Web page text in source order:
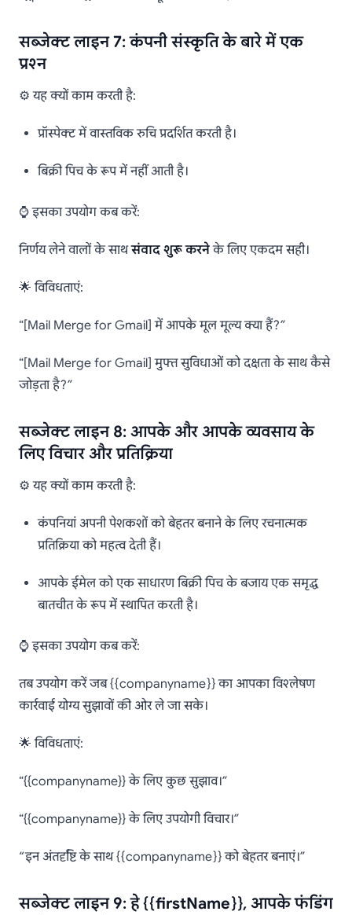
सब्जेक्ट लाइन 7: कंपनी संस्कृति के बारे में एक
प्रश्न
⚙️ यह क्यों काम करती है:
प्रॉस्पेक्ट में वास्तविक रुचि प्रदर्शित करती है।
बिक्री पिच के रूप में नहीं आती है।
⌚ इसका उपयोग कब करें:
निर्णय लेने वालों के साथसंवाद शुरू करनेके लिए एकदम सही।
🌟 विविधताएं:
“[Mail Merge for Gmail] में आपके मूल मूल्य क्या हैं?”
“[Mail Merge for Gmail] मुफ्त सुविधाओं को दक्षता के साथ कैसे
जोड़ता है?”
सब्जेक्ट लाइन 8: आपके और आपके व्यवसाय के
लिए विचार और प्रतिक्रिया
⚙️ यह क्यों काम करती है:
कंपनियां अपनी पेशकशों को बेहतर बनाने के लिए रचनात्मक
प्रतिक्रिया को महत्व देती हैं।
आपके ईमेल को एक साधारण बिक्री पिच के बजाय एक समृद्ध
बातचीत के रूप में स्थापित करती है।
⌚ इसका उपयोग कब करें:
तब उपयोग करें जब {{companyname}} का आपका विश्लेषण
कार्रवाई योग्य सुझावों की ओर ले जा सके।
🌟 विविधताएं:
“{{companyname}} के लिए कुछ सुझाव।”
“{{companyname}} के लिए उपयोगी विचार।”
“इन अंतर्दृष्टि के साथ {{companyname}} को बेहतर बनाएं।”
सब्जेक्ट लाइन 9: हे {{firstName}}, आपके फंडिंग